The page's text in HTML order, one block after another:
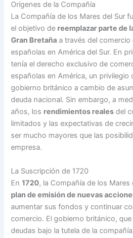
Orígenes de la Compañía
La Compañía de los Mares del Sur
el objetivo de reemplazar parte de
Gran Bretaña a través del
españolas en América del Sur. En
tenía el derecho exclusivo de
españolas en América, un privilegio
gobierno británico a cambio de
deuda nacional. Sin embargo, a
años, los rendimientos reales del
limitados y las expectativas de
ser mucho mayores que las
empresa.
La Suscripción de 1720
En1720, la Compañía de los
plan de emisión de nuevas
aumentar sus fondos y continuar
comercio. El gobierno británico,
deudas bajo la tutela de la